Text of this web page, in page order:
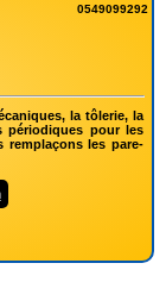
0549099292
la tôlerie, la
périodiques pour les
remplaçons les pare-